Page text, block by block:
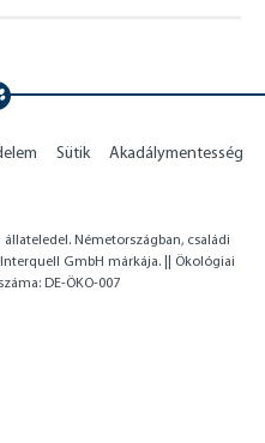
Sütik Akadálymentesség
Németországban, családi
GmbH márkája. || Ökológiai
DE-ÖKO-007